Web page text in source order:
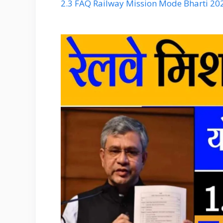
2.3 FAQ Railway Mission Mode Bharti